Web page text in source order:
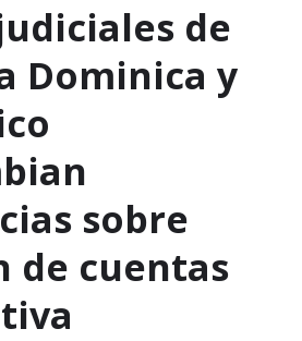
de
Dominica y
sobre
de cuentas